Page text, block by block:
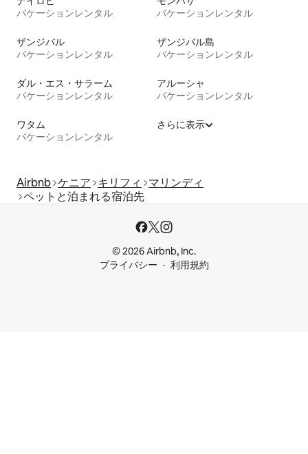
バケーションレンタル
バケーションレンタル
ザンジバル
バケーションレンタル
ザンジバル島
バケーションレンタル
ダル・エス・サラーム
バケーションレンタル
アルーシャ
バケーションレンタル
ワタム
バケーションレンタル
さらに表示
Airbnb ケニア キリフィ
マリンディ
ペットと泊まれる宿泊先
© 2026 Airbnb, Inc.
プライバシー
利用規約